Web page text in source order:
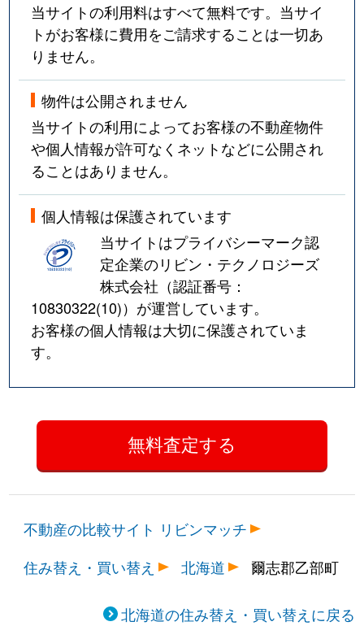
当サイトの利用料はすべて無料です。当サイ
トがお客様に費用をご請求することは一切あ
りません。
物件は公開されません
当サイトの利用によってお客様の不動産物件
や個人情報が許可なくネットなどに公開され
ることはありません。
個人情報は保護されています
当サイトはプライバシーマーク認
定企業のリビン・テクノロジーズ
株式会社（認証番号：
10830322(10)）が運営しています。
お客様の個人情報は大切に保護されていま
す。
不動産の比較サイト リビンマッチ
住み替え・買い替え
北海道 爾志郡乙部町
北海道の住み替え・買い替えに戻る